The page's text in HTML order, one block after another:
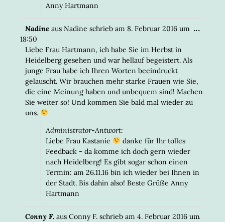
Anny Hartmann
Nadine aus Nadine schrieb am 8. Februar 2016 um
18:50
Liebe Frau Hartmann, ich habe Sie im Herbst in
Heidelberg gesehen und war hellauf begeistert. Als
junge Frau habe ich Ihren Worten beeindruckt
gelauscht. Wir brauchen mehr starke Frauen wie Sie,
die eine Meinung haben und unbequem sind! Machen
Sie weiter so! Und kommen Sie bald mal wieder zu
uns.
Administrator-Antwort:
Liebe Frau Kastanie
danke für Ihr tolles
Feedback - da komme ich doch gern wieder
nach Heidelberg! Es gibt sogar schon einen
Termin: am 26.11.16 bin ich wieder bei Ihnen in
der Stadt. Bis dahin also! Beste Grüße Anny
Hartmann
...DIESE
Conny F. aus Conny F. schrieb am 4. Februar 2016 um
...DIESE